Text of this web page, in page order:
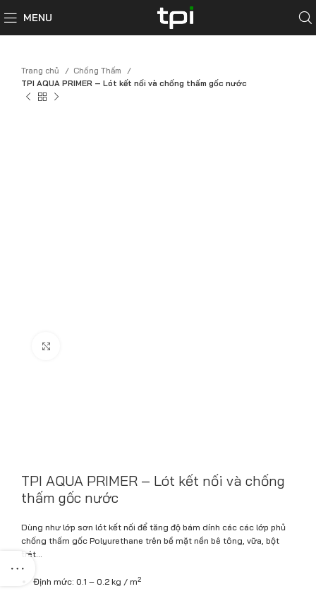
MENU
Trang chủ
Chống Thấm
TPI AQUA PRIMER – Lót kết nối và chống thấm gốc nước
TPI AQUA PRIMER – Lót kết nối và chống
thấm gốc nước
Dùng như lớp sơn lót kết nối để tăng độ bám dính các các lớp phủ
chống thấm gốc Polyurethane trên bề mặt nền bê tông, vữa, bột
trét…
Định mức: 0.1 – 0.2 kg / m2